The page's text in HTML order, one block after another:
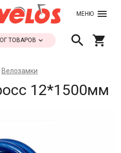
МЕНЮ
ТОВАРОВ
Велозамки
12*1500мм